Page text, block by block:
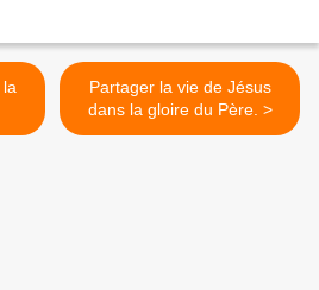
Partager la vie de Jésus
dans la gloire du Père. >